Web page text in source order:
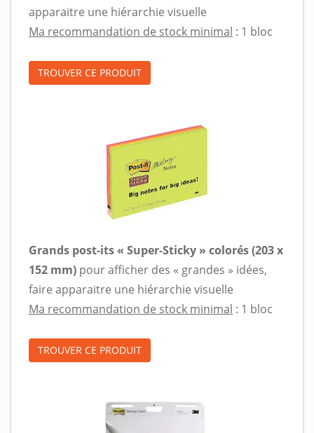
apparaitre une hiérarchie visuelle
Ma recommandation de stock minimal : 1 bloc
TROUVER CE PRODUIT
Grands post-its « Super-Sticky » colorés (203 x
152 mm) pour afficher des « grandes » idées,
faire apparaitre une hiérarchie visuelle
Ma recommandation de stock minimal : 1 bloc
TROUVER CE PRODUIT